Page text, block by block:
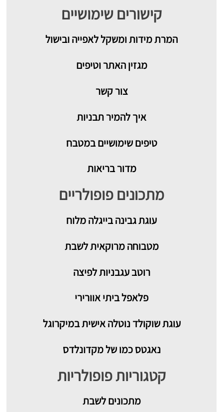
קישורים שימושיים
המרת מידות ומשקל לאפייה ובישול
מגזין האתר וטיפים
צור קשר
איך להמיר תבניות
טיפים שימושיים במטבח
מדור בריאות
מתכונים פופולריים
עוגת גבינה בייגלה מלוח
מטבוחה מרוקאית לשבת
רוטב עגבניות לפיצה
פלאפל ביתי אוורירי
עוגת שוקולד נוטלה אישית במיקרוגל
נאגטס כמו של מקדונלדס
קטגוריות פופולריות
מתכוניםלשבת